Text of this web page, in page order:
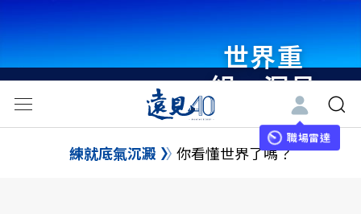
世界重
組・洞見
未來 與
世界領袖
職場雷達
練就底氣沉澱 你看懂世界了嗎？